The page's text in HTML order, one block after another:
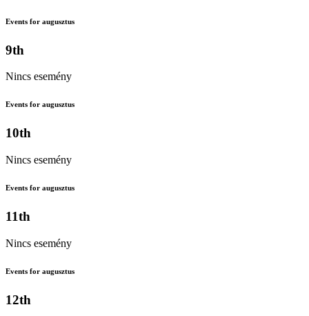
Events for augusztus
9th
Nincs esemény
Events for augusztus
10th
Nincs esemény
Events for augusztus
11th
Nincs esemény
Events for augusztus
12th